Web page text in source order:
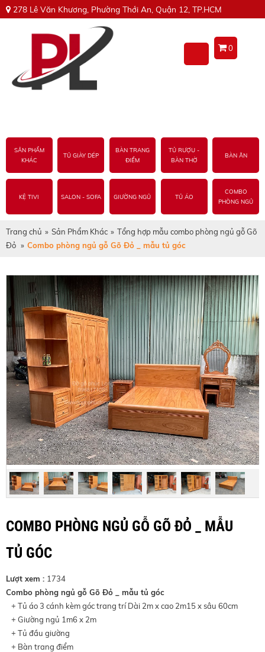
278 Lê Văn Khương, Phường Thới An, Quận 12, TP.HCM
0
SẢN PHẨM
KHÁC
TỦ GIÀY DÉP
BÀN TRANG
ĐIỂM
TỦ RƯỢU -
BÀN THỜ
BÀN ĂN
KỆ TIVI SALON - SOFA GIƯỜNG NGỦ TỦ ÁO
COMBO
PHÒNG NGỦ
Trang chủ » Sản Phẩm Khác » Tổng hợp mẫu combo phòng ngủ gỗ Gõ
Đỏ » Combo phòng ngủ gỗ Gõ Đỏ _ mẫu tủ góc
COMBO PHÒNG NGỦ GỖ GÕ ĐỎ _ MẪU
TỦ GÓC
Lượt xem : 1734
Combo phòng ngủ gỗ Gõ Đỏ _ mẫu tủ góc
+ Tủ áo 3 cánh kèm góc trang trí Dài 2m x cao 2m15 x sâu 60cm
+ Giường ngủ 1m6 x 2m
+ Tủ đầu giường
+ Bàn trang điểm